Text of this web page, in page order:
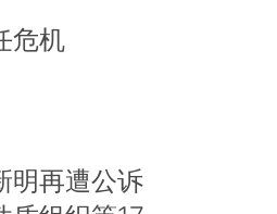
危机
明再遭公诉